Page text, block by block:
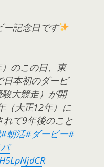
ー記念日です
のこの日、東
日本初のダービ
大競走）が開
（大正12年）に
て9年後のこと
#朝活#ダービー#